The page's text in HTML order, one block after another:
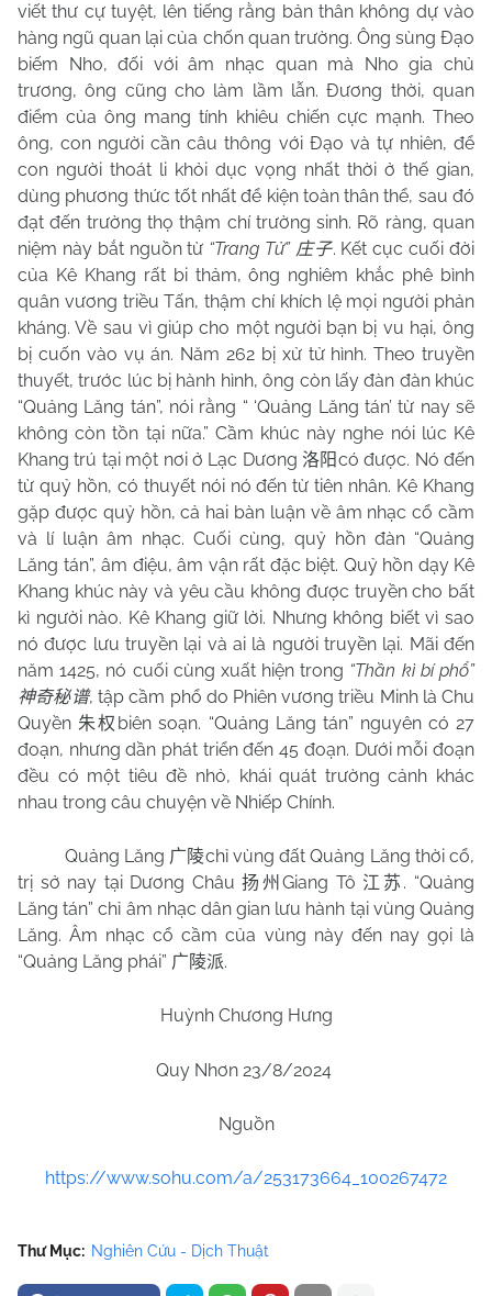
viết thư cự tuyệt, lên tiếng rằng bản thân không dự vào
hàng ngũ quan lại của chốn quan trường. Ông sùng Đạo
biếm Nho, đối với âm nhạc quan mà Nho gia chủ
trương, ông cũng cho làm lầm lẫn. Đương thời, quan
điểm của ông mang tính khiêu chiến cực mạnh. Theo
ông, con người cần câu thông với Đạo và tự nhiên, để
con người thoát li khỏi dục vọng nhất thời ở thế gian,
dùng phương thức tốt nhất để kiện toàn thân thể, sau đó
đạt đến trường thọ thậm chí trường sinh. Rõ ràng, quan
niệm này bắt nguồn từ “Trang Tử” 庄子. Kết cục cuối đời
của Kê Khang rất bi thảm, ông nghiêm khắc phê bình
quân vương triều Tấn, thậm chí khích lệ mọi người phản
kháng. Về sau vì giúp cho một người bạn bị vu hại, ông
bị cuốn vào vụ án. Năm 262 bị xử tử hình. Theo truyền
thuyết, trước lúc bị hành hình, ông còn lấy đàn đàn khúc
“Quảng Lăng tán”, nói rằng “ ‘Quảng Lăng tán’ từ nay sẽ
không còn tồn tại nữa.” Cầm khúc này nghe nói lúc Kê
Khang trú tại một nơi ở Lạc Dương洛阳có được. Nó đến
từ quỷ hồn, có thuyết nói nó đến từ tiên nhân. Kê Khang
gặp được quỷ hồn, cả hai bàn luận về âm nhạc cổ cầm
và lí luận âm nhạc. Cuối cùng, quỷ hồn đàn “Quảng
Lăng tán”, âm điệu, âm vận rất đặc biệt. Quỷ hồn dạy Kê
Khang khúc này và yêu cầu không được truyền cho bất
kì người nào. Kê Khang giữ lời. Nhưng không biết vì sao
nó được lưu truyền lại và ai là người truyền lại. Mãi đến
năm 1425, nó cuối cùng xuất hiện trong “Thần kì bí phổ”
神奇秘谱, tập cầm phổ do Phiên vương triều Minh là Chu
Quyền朱权 biên soạn. “Quảng Lăng tán” nguyên có 27
đoạn, nhưng dần phát triển đến 45 đoạn. Dưới mỗi đoạn
đều có một tiêu đề nhỏ, khái quát trường cảnh khác
nhau trong câu chuyện về Nhiếp Chính.
Quảng Lăng 广陵chỉ vùng đất Quảng Lăng thời cổ,
trị sở nay tại Dương Châu扬州Giang Tô 江苏 . “Quảng
Lăng tán” chỉ âm nhạc dân gian lưu hành tại vùng Quảng
Lăng. Âm nhạc cổ cầm của vùng này đến nay gọi là
“Quảng Lăng phái” 广陵派.
Huỳnh Chương Hưng
Quy Nhơn 23/8/2024
Nguồn
https://www.sohu.com/a/253173664_100267472
Thư Mục: Nghiên Cứu - Dịch Thuật